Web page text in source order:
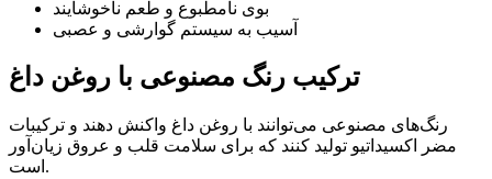
بوی نامطبوع و طعم ناخوشایند
آسیب به سیستم گوارشی و عصبی
ترکیب رنگ مصنوعی با روغن داغ
رنگ‌های مصنوعی می‌توانند با روغن داغ واکنش دهند و ترکیبات
مضر اکسیداتیو تولید کنند که برای سلامت قلب و عروق زیان‌آور
است.